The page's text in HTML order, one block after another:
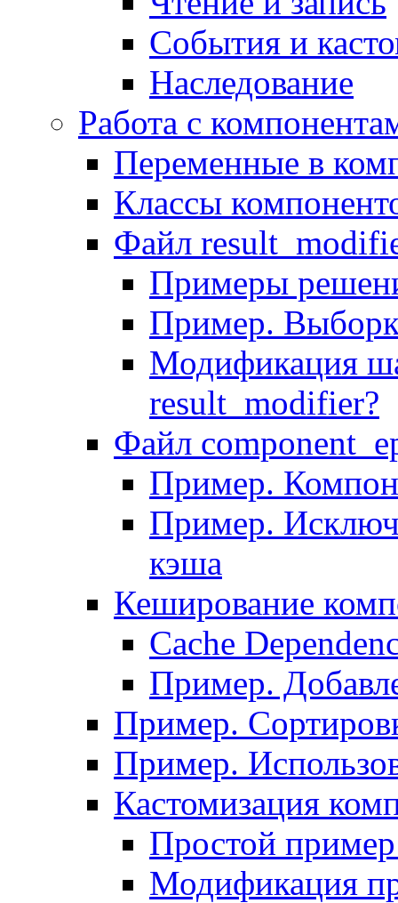
События и
Наследование
Работа с
Переменные в
Классы
Файл
Примеры
Пример.
Модификация
result_modifier?
Файл
Пример.
Пример.
кэша
Кеширование
Сache
Пример.
Пример.
Пример.
Кастомизация
Простой
Модификация